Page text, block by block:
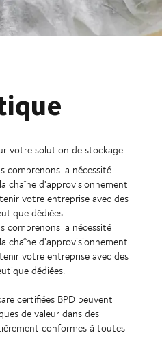
votre solution de stockage
comprenons la nécessité
chaîne d'approvisionnement
votre entreprise avec des
dédiées.
comprenons la nécessité
chaîne d'approvisionnement
votre entreprise avec des
dédiées.
certifiées BPD peuvent
de valeur dans des
conformes à toutes